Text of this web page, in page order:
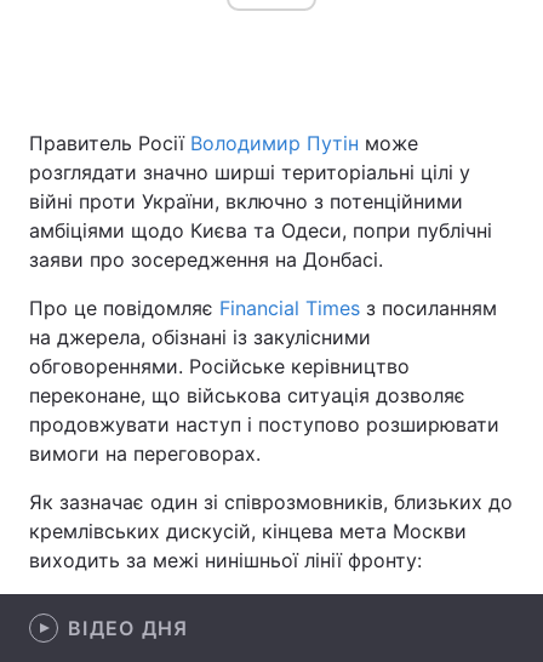
Україна Політика
Економіка Світ
Техно і зв'язок Лайт
Зброя Інциденти
Здоров'я Туризм
Цікавинки Погода
Регіони
Лонгріди
Правитель Росії Володимир Путін може
розглядати значно ширші територіальні цілі у
війні проти України, включно з потенційними
амбіціями щодо Києва та Одеси, попри публічні
заяви про зосередження на Донбасі.
Про це повідомляє Financial Times з посиланням
на джерела, обізнані із закулісними
обговореннями. Російське керівництво
переконане, що військова ситуація дозволяє
продовжувати наступ і поступово розширювати
вимоги на переговорах.
Як зазначає один зі співрозмовників, близьких до
кремлівських дискусій, кінцева мета Москви
виходить за межі нинішньої лінії фронту:
ВІДЕО ДНЯ